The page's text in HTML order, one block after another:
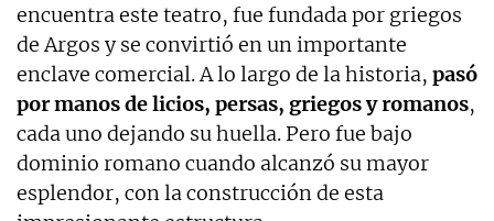
encuentra este teatro, fue fundada por griegos
de Argos y se convirtió en un importante
enclave comercial. A lo largo de la historia, pasó
por manos de licios, persas, griegos y romanos,
cada uno dejando su huella. Pero fue bajo
dominio romano cuando alcanzó su mayor
esplendor, con la construcción de esta